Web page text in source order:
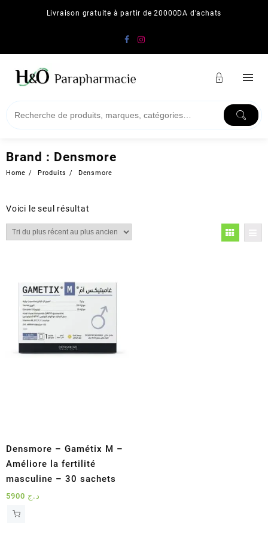
Livraison gratuite à partir de 20000DA d'achats
Brand : Densmore
Home Produits Densmore
Voici le seul résultat
Densmore – Gamétix M –
Améliore la fertilité
masculine – 30 sachets
د.ج